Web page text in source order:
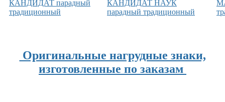
Оригинальные нагрудные знаки,
изготовленные по заказам